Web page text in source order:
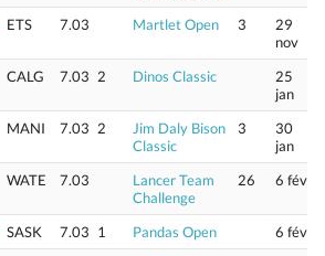
ETS 7.03 Martlet Open 3
29
nov
CALG 7.03 2 Dinos Classic
25
jan
MANI 7.03 2
Jim Daly Bison
Classic
3
30
jan
WATE 7.03
Lancer Team
Challenge
26 6 fév
SASK 7.03 1 Pandas Open
6 fév